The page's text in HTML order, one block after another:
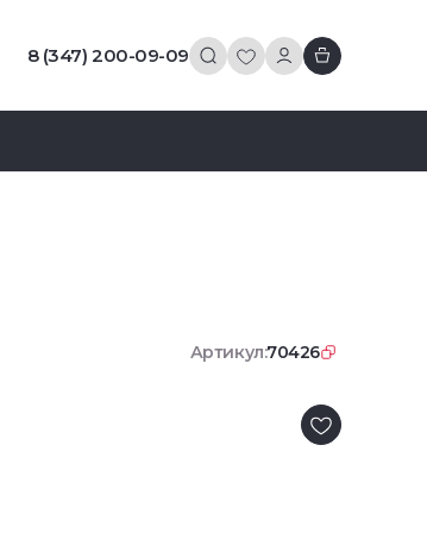
8 (347) 200-09-09
Артикул:70426